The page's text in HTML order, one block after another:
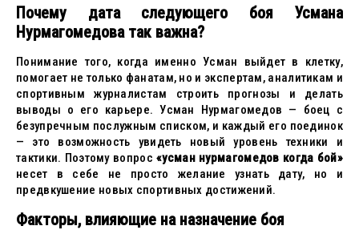
Почему дата следующего боя Усмана
Нурмагомедова так важна?
Понимание того, когда именно Усман выйдет в клетку,
помогает не только фанатам, но и экспертам, аналитикам и
спортивным журналистам строить прогнозы и делать
выводы о его карьере. Усман Нурмагомедов — боец с
безупречным послужным списком, и каждый его поединок
— это возможность увидеть новый уровень техники и
тактики. Поэтому вопрос«усман нурмагомедов когда бой»
несет в себе не просто желание узнать дату, но и
предвкушение новых спортивных достижений.
Факторы, влияющие на назначение боя